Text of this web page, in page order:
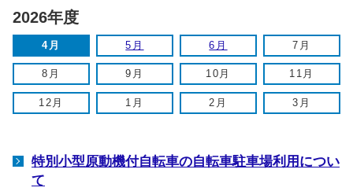
2026年度
4月 5月 6月 7月
8月 9月 10月 11月
12月 1月 2月 3月
特別小型原動機付自転車の自転車駐車場利用につい
て